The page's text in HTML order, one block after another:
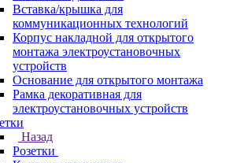
Вставка/крышка для
коммуникационных технологий
Корпус накладной для открытого
монтажа электроустановочных
устройств
Основание для открытого монтажа
Рамка декоративная для
электроустановочных устройств
Назад
Розетки